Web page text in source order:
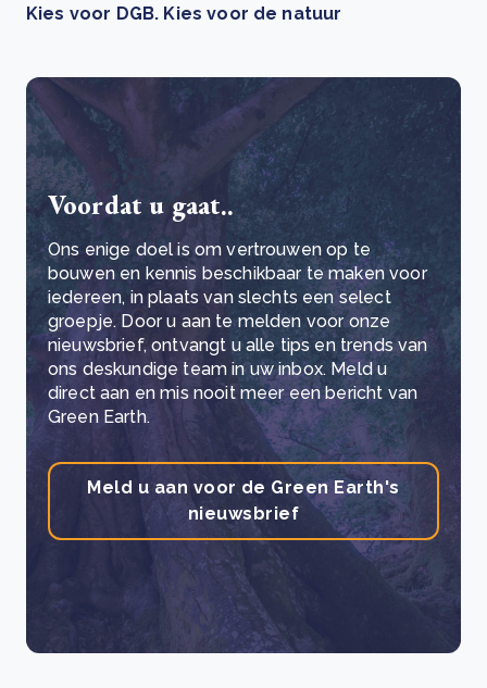
Kies voor DGB. Kies voor de natuur
Voordat u gaat..
Ons enige doel is om vertrouwen op te
bouwen en kennis beschikbaar te maken voor
iedereen, in plaats van slechts een select
groepje. Door u aan te melden voor onze
nieuwsbrief, ontvangt u alle tips en trends van
ons deskundige team in uw inbox. Meld u
direct aan en mis nooit meer een bericht van
Green Earth.
Meld u aan voor de Green Earth's
nieuwsbrief